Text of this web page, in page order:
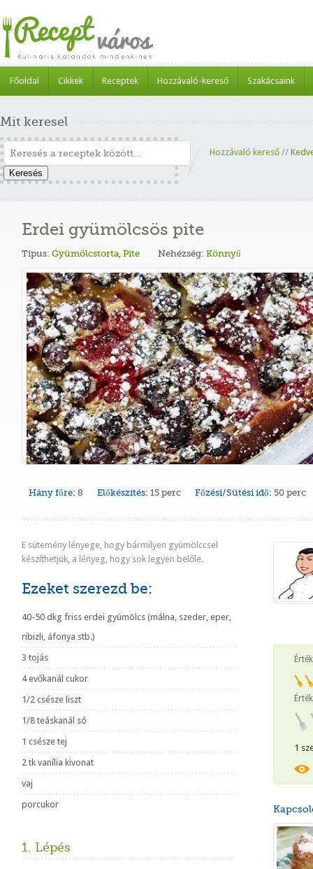
Főoldal Cikkek Receptek Hozzávaló-kereső Szakácsaink
Mit keresel
Keresés
Hozzávaló kereső //
Erdei gyümölcsös pite
Típus: Gyümölcstorta, Pite Nehézség: Könnyű
Hány főre: 8 Előkészítés: 15 perc Főzési/Sütési idő: 50 perc
E sütemény lényege, hogy bármilyen gyümölccsel
készíthetjük, a lényeg, hogy sok legyen belőle.
Ezeket szerezd be:
40-50 dkg friss erdei gyümölcs (málna, szeder, eper,
ribizli, áfonya stb.)
3 tojás
4 evőkanál cukor
1/2 csésze liszt
1/8 teáskanál só
1 csésze tej
2 tk vanília kivonat
vaj
porcukor
1. Lépés
1